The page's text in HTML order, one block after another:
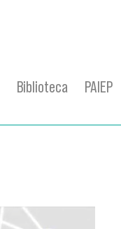
Biblioteca PAIEP